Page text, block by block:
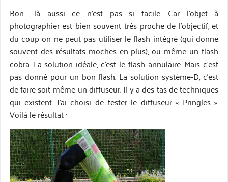
Bon… là aussi ce n’est pas si facile. Car l’objet à
photographier est bien souvent très proche de l’objectif, et
du coup on ne peut pas utiliser le flash intégré (qui donne
souvent des résultats moches en plus), ou même un flash
cobra. La solution idéale, c’est le flash annulaire. Mais c’est
pas donné pour un bon flash. La solution système-D, c’est
de faire soit-même un diffuseur. Il y a des tas de techniques
qui existent. J’ai choisi de tester le diffuseur « Pringles ».
Voilà le résultat :